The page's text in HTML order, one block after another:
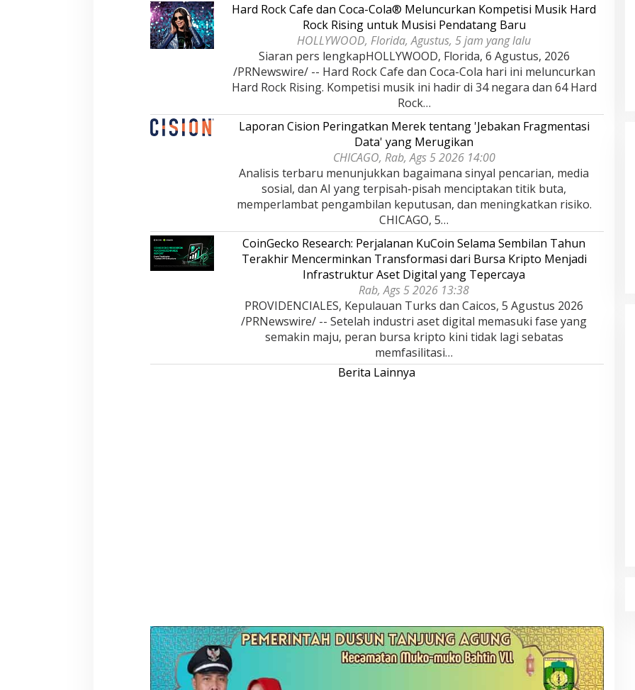
Hard Rock Cafe dan Coca-Cola® Meluncurkan Kompetisi Musik Hard
Rock Rising untuk Musisi Pendatang Baru
HOLLYWOOD, Florida, Agustus, 5 jam yang lalu
Siaran pers lengkapHOLLYWOOD, Florida, 6 Agustus, 2026
/PRNewswire/ -- Hard Rock Cafe dan Coca-Cola hari ini meluncurkan
Hard Rock Rising. Kompetisi musik ini hadir di 34 negara dan 64 Hard
Rock…
Laporan Cision Peringatkan Merek tentang 'Jebakan Fragmentasi
Data' yang Merugikan
CHICAGO, Rab, Ags 5 2026 14:00
Analisis terbaru menunjukkan bagaimana sinyal pencarian, media
sosial, dan AI yang terpisah-pisah menciptakan titik buta,
memperlambat pengambilan keputusan, dan meningkatkan risiko.
CHICAGO, 5…
CoinGecko Research: Perjalanan KuCoin Selama Sembilan Tahun
Terakhir Mencerminkan Transformasi dari Bursa Kripto Menjadi
Infrastruktur Aset Digital yang Tepercaya
Rab, Ags 5 2026 13:38
PROVIDENCIALES, Kepulauan Turks dan Caicos, 5 Agustus 2026
/PRNewswire/ -- Setelah industri aset digital memasuki fase yang
semakin maju, peran bursa kripto kini tidak lagi sebatas
memfasilitasi…
Berita Lainnya